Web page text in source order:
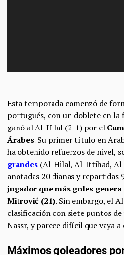
Esta temporada comenzó de
portugués, con un doblete en la
ganó al Al-Hilal (2-1) por el
Árabes. Su primer título en
ha obtenido refuerzos de nivel,
grandes (Al-Hilal, Al-Ittihad,
anotadas 20 dianas y repartidas
jugador que más goles
Mitrović (21). Sin embargo, el
clasificación con siete puntos
Nassr, y parece difícil que vaya